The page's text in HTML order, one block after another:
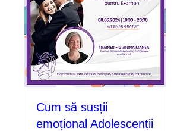
Cum să susții
emoțional Adolescenții